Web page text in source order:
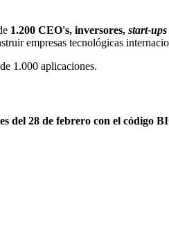
1.200 CEO's, inversores, start-ups
empresas tecnológicas
1.000 aplicaciones.
del 28 de febrero con el código